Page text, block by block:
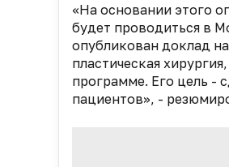
«На основании этого
будет проводиться в
опубликован доклад
пластическая
программе. Его цель -
пациентов», -